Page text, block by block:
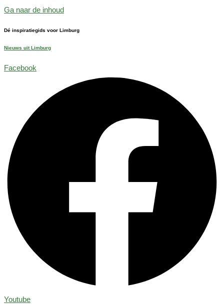
Ga naar de inhoud
Dé inspiratiegids voor Limburg
Nieuws uit Limburg
Facebook
Youtube